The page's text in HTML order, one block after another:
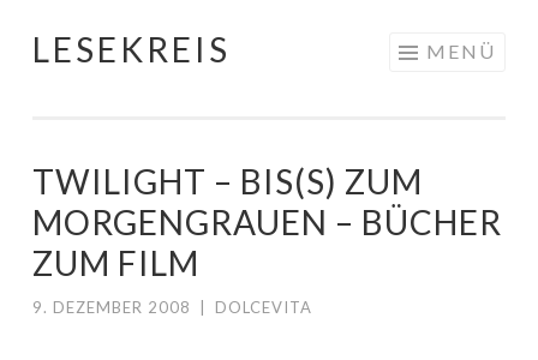
Springe
LESEKREIS MENÜ
TWILIGHT – BIS(S) ZUM
MORGENGRAUEN – BÜCHER
ZUM FILM
9. DEZEMBER 2008 DOLCEVITA